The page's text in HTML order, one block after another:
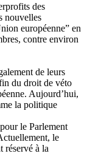
des
nouvelles
européenne” en
contre environ
de leurs
du droit de véto
Aujourd’hui,
la politique
le Parlement
le
réservé à la